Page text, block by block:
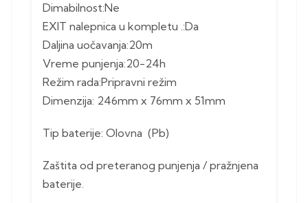
Dimabilnost:Ne
EXIT nalepnica u kompletu .:Da
Daljina uočavanja:20m
Vreme punjenja:20-24h
Režim rada:Pripravni režim
Dimenzija: 246mm x 76mm x 51mm
Tip baterije: Olovna (Pb)
Zaštita od preteranog punjenja / pražnjena
baterije.